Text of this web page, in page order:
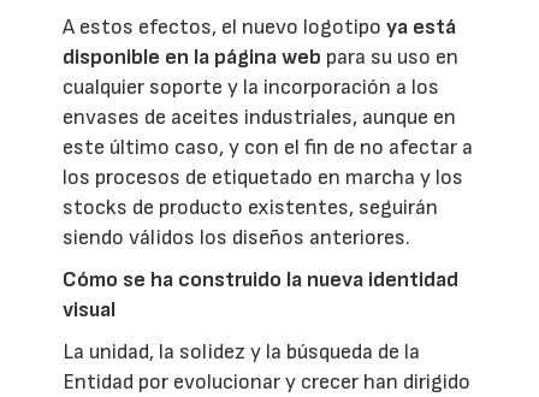
A estos efectos, el nuevo logotipoya está
disponible en la página web para su uso en
cualquier soporte y la incorporación a los
envases de aceites industriales, aunque en
este último caso, y con el fin de no afectar a
los procesos de etiquetado en marcha y los
stocks de producto existentes, seguirán
siendo válidos los diseños anteriores.
Cómo se ha construido la nueva identidad
visual
La unidad, la solidez y la búsqueda de la
Entidad por evolucionar y crecer han dirigido